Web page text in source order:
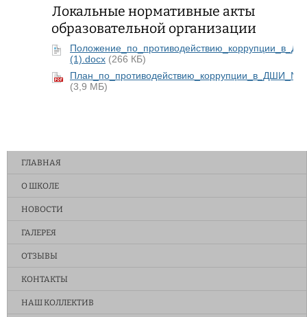
Локальные нормативные акты
образовательной организации
(1).docx (266 КБ)
(3,9 МБ)
ГЛАВНАЯ
О ШКОЛЕ
НОВОСТИ
ГАЛЕРЕЯ
ОТЗЫВЫ
КОНТАКТЫ
НАШ КОЛЛЕКТИВ